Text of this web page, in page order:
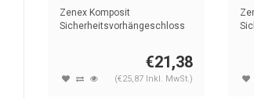
Zenex Komposit
Sicherheitsvorhängeschloss
€21,38
(€25,87 Inkl. MwSt.)